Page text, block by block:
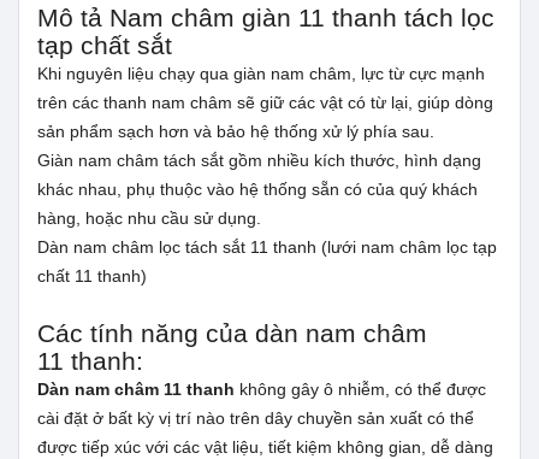
Mô tả Nam châm giàn 11 thanh tách lọc
tạp chất sắt
Khi nguyên liệu chạy qua giàn nam châm, lực từ cực mạnh
trên các thanh nam châm sẽ giữ các vật có từ lại, giúp dòng
sản phẩm sạch hơn và bảo hệ thống xử lý phía sau.
Giàn nam châm tách sắt gồm nhiều kích thước, hình dạng
khác nhau, phụ thuộc vào hệ thống sẵn có của quý khách
hàng, hoặc nhu cầu sử dụng.
Dàn nam châm lọc tách sắt 11 thanh (lưới nam châm lọc tạp
chất 11 thanh)
Các tính năng của dàn nam châm
11 thanh:
Dàn nam châm 11 thanh không gây ô nhiễm, có thể được
cài đặt ở bất kỳ vị trí nào trên dây chuyền sản xuất có thể
được tiếp xúc với các vật liệu, tiết kiệm không gian, dễ dàng